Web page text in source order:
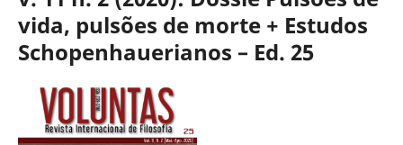
vida, pulsões de morte + Estudos
Schopenhauerianos – Ed. 25